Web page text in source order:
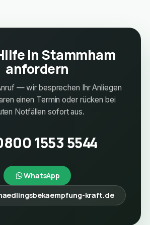
in Stammham
anfordern
— wir besprechen Ihr Anliegen
einen Termin oder rücken bei
Notfällen sofort aus.
1553 5544
WhatsApp
kraft.de